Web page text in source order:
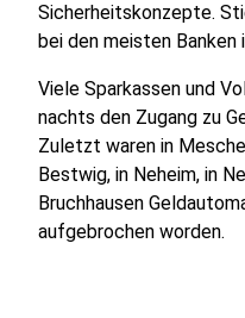
Sicherheitskonzepte.
bei den meisten Banken
Viele Sparkassen und
nachts den Zugang zu
Zuletzt waren in
Bestwig, in Neheim, in
Bruchhausen
aufgebrochen worden.